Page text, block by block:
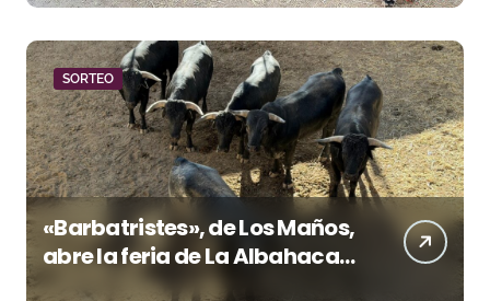
SORTEO
«Barbatristes», de Los Maños,
abre la feria de La Albahaca
de Huesca